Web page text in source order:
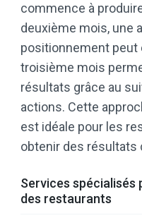
commence à
deuxième mois, une
positionnement peut
troisième mois
résultats grâce au
actions. Cette
est idéale pour les
obtenir des résultats
Services
des restaurants